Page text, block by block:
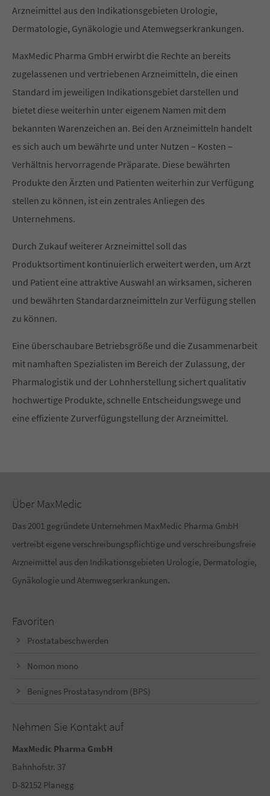
Arzneimittel aus den Indikationsgebieten Urologie,
Dermatologie, Gynäkologie und Atemwegserkrankungen.
MaxMedic Pharma GmbH erwirbt die Rechte an bereits
zugelassenen und vertriebenen Arzneimitteln, die einen
Standard im jeweiligen Indikationsgebiet darstellen und
bietet diese weiterhin unter eigenem Namen mit dem
bekannten Warenzeichen an. Bei den Arzneimitteln handelt
es sich auch um bewährte und unter Nutzen – Kosten –
Verhältnis hervorragende Präparate. Diese bewährten
Produkte den Ärzten und Patienten weiterhin zur Verfügung
stellen zu können, ist ein zentrales Anliegen des
Unternehmens.
Durch Zukauf weiterer Arzneimittel soll das
Produktsortiment kontinuierlich erweitert werden, um Arzt
und Patient eine attraktive Auswahl an wirksamen, sicheren
und bewährten Standardarzneimitteln zur Verfügung stellen
zu können.
Eine überschaubare Betriebsgröße und die Zusammenarbeit
mit namhaften Spezialisten im Bereich der Zulassung, der
Pharmalogistik und der Lohnherstellung sichert qualitativ
hochwertige Produkte, schnelle Entscheidungswege und
eine effiziente Zurverfügungstellung der Arzneimittel.
Über MaxMedic
Das 2001 gegründete Unternehmen MaxMedic Pharma GmbH
vertreibt eigene verschreibungspflichtige und verschreibungsfreie
Arzneimittel aus den Indikationsgebieten Urologie, Dermatologie,
Gynäkologie und Atemwegserkrankungen.
Favoriten
Prostatabeschwerden
Nomon mono
Benignes Prostatasyndrom (BPS)
Nehmen Sie Kontakt auf
MaxMedic Pharma GmbH
Bahnhofstr. 37
D-82152 Planegg